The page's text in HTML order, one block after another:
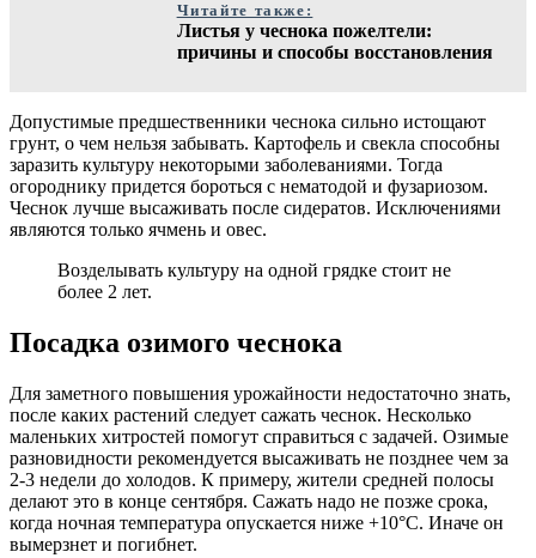
Читайте также:
Листья у чеснока пожелтели:
причины и способы восстановления
Допустимые предшественники чеснока сильно истощают
грунт, о чем нельзя забывать. Картофель и свекла способны
заразить культуру некоторыми заболеваниями. Тогда
огороднику придется бороться с нематодой и фузариозом.
Чеснок лучше высаживать после сидератов. Исключениями
являются только ячмень и овес.
Возделывать культуру на одной грядке стоит не
более 2 лет.
Посадка озимого чеснока
Для заметного повышения урожайности недостаточно знать,
после каких растений следует сажать чеснок. Несколько
маленьких хитростей помогут справиться с задачей. Озимые
разновидности рекомендуется высаживать не позднее чем за
2-3 недели до холодов. К примеру, жители средней полосы
делают это в конце сентября. Сажать надо не позже срока,
когда ночная температура опускается ниже +10°C. Иначе он
вымерзнет и погибнет.